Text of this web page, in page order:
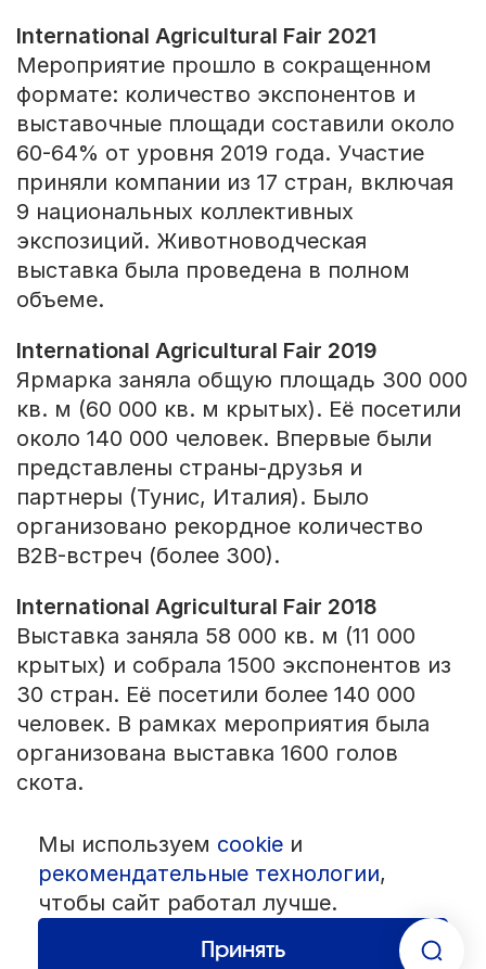
International Agricultural Fair 2021
Мероприятие прошло в сокращенном
формате: количество экспонентов и
выставочные площади составили около
60-64% от уровня 2019 года. Участие
приняли компании из 17 стран, включая
9 национальных коллективных
экспозиций. Животноводческая
выставка была проведена в полном
объеме.
International Agricultural Fair 2019
Ярмарка заняла общую площадь 300 000
кв. м (60 000 кв. м крытых). Её посетили
около 140 000 человек. Впервые были
представлены страны-друзья и
партнеры (Тунис, Италия). Было
организовано рекордное количество
B2B-встреч (более 300).
International Agricultural Fair 2018
Выставка заняла 58 000 кв. м (11 000
крытых) и собрала 1500 экспонентов из
30 стран. Её посетили более 140 000
человек. В рамках мероприятия была
организована выставка 1600 голов
скота.
© 1992 — 2026 ООО «НЕГУС ЭКСПО Интернэшнл»
Все права защищены. Использование материалов возможно только
со ссылкой на источник.
Политика конфиденциальности
Пользовательское соглашение
Мы используем cookieи
рекомендательные технологии,
чтобы сайт работал лучше.
Принять